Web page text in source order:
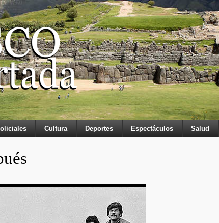
Cultura Deportes Espectáculos Salud